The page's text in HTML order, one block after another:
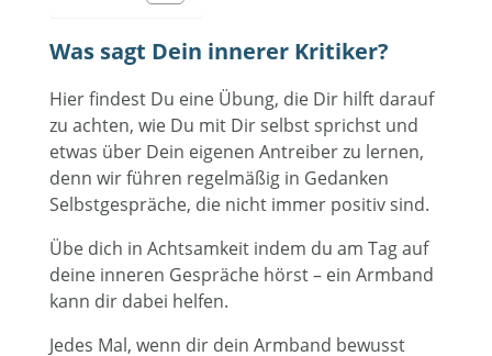
Was sagt Dein innerer Kritiker?
Hier findest Du eine Übung, die Dir hilft darauf
zu achten, wie Du mit Dir selbst sprichst und
etwas über Dein eigenen Antreiber zu lernen,
denn wir führen regelmäßig in Gedanken
Selbstgespräche, die nicht immer positiv sind.
Übe dich in Achtsamkeit indem du am Tag auf
deine inneren Gespräche hörst – ein Armband
kann dir dabei helfen.
Jedes Mal, wenn dir dein Armband bewusst